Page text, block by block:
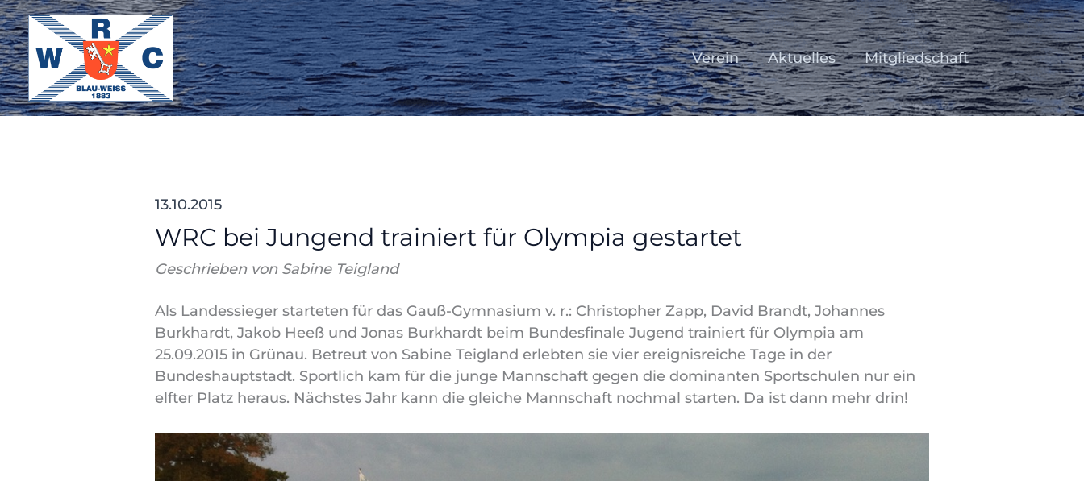
Zum
Inhalt
springen
Verein Aktuelles Mitgliedschaft
13.10.2015
WRC bei Jungend trainiert für Olympia gestartet
Geschrieben von Sabine Teigland
Als Landessieger starteten für das Gauß-Gymnasium v. r.: Christopher Zapp, David Brandt, Johannes
Burkhardt, Jakob Heeß und Jonas Burkhardt beim Bundesfinale Jugend trainiert für Olympia am
25.09.2015 in Grünau. Betreut von Sabine Teigland erlebten sie vier ereignisreiche Tage in der
Bundeshauptstadt. Sportlich kam für die junge Mannschaft gegen die dominanten Sportschulen nur ein
elfter Platz heraus. Nächstes Jahr kann die gleiche Mannschaft nochmal starten. Da ist dann mehr drin!